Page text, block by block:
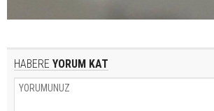
HABERE YORUM KAT